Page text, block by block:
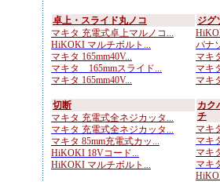
卓上・スライド丸ノコ
マキタ 充電式卓上マルノコ...
HiKOKI マルチボルト...
マキタ 165mm40V...
マキタ 165mmスライド...
マキタ 165mm40V...
ジグ
パナ
マキ
マキ
マキ
切断
マキタ 充電式全ネジカッタ...
マキタ 充電式全ネジカッタ...
マキタ 85mm充電式カッ...
HiKOKI 18Vコード...
HiKOKI マルチボルト...
カク
チ
マキ
マキ
マキ
マキ